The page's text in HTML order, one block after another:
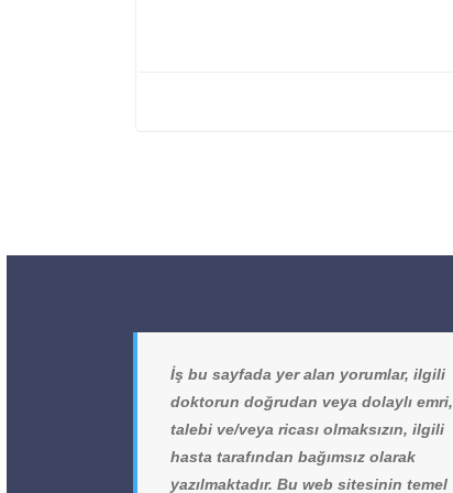
İş bu sayfada yer alan yorumlar, ilgili
doktorun doğrudan veya dolaylı emri,
talebi ve/veya ricası olmaksızın, ilgili
hasta tarafından bağımsız olarak
yazılmaktadır. Bu web sitesinin temel